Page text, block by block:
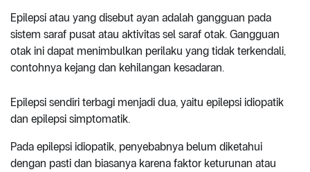
Epilepsi atau yang disebut ayan adalah gangguan pada
sistem saraf pusat atau aktivitas sel saraf otak. Gangguan
otak ini dapat menimbulkan perilaku yang tidak terkendali,
contohnya kejang dan kehilangan kesadaran.
Epilepsi sendiri terbagi menjadi dua, yaitu epilepsi idiopatik
dan epilepsi simptomatik.
Pada epilepsi idiopatik, penyebabnya belum diketahui
dengan pasti dan biasanya karena faktor keturunan atau